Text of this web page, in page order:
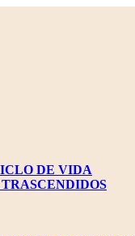
DE VIDA